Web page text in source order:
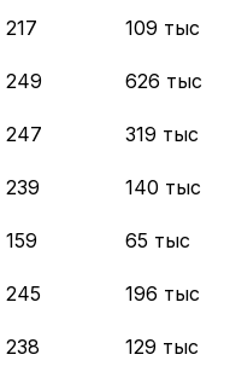
217 109 тыс
249 626 тыс
247 319 тыс
239 140 тыс
159 65 тыс
245 196 тыс
238 129 тыс